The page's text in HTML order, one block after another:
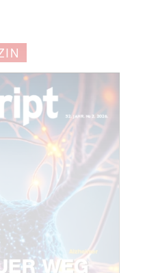
Newsletter
informiert.